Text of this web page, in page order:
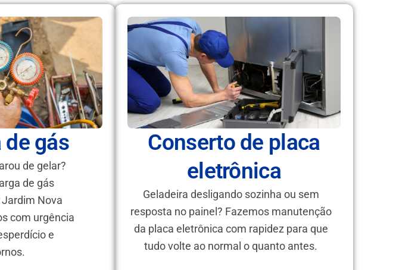
de gás
de gelar?
de gás
Nova
com urgência
e
Conserto de placa
eletrônica
Geladeira desligando sozinha ou sem
resposta no painel? Fazemos manutenção
da placa eletrônica com rapidez para que
tudo volte ao normal o quanto antes.